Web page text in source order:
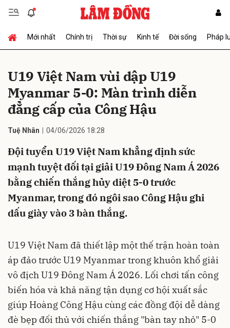
Mới nhất Chính trị Thời sự Kinh tế Đời sống Pháp
U19 Việt Nam vùi dập U19
Myanmar 5-0: Màn trình diễn
đẳng cấp của Công Hậu
Tuệ Nhân 04/06/2026 18:28
Đội tuyển U19 Việt Nam khẳng định sức
mạnh tuyệt đối tại giải U19 Đông Nam Á 2026
bằng chiến thắng hủy diệt 5-0 trước
Myanmar, trong đó ngôi sao Công Hậu ghi
dấu giày vào 3 bàn thắng.
U19 Việt Nam đã thiết lập một thế trận hoàn toàn
áp đảo trước U19 Myanmar trong khuôn khổ giải
vô địch U19 Đông Nam Á 2026. Lối chơi tấn công
biến hóa và khả năng tận dụng cơ hội xuất sắc
giúp Hoàng Công Hậu cùng các đồng đội dễ dàng
đè bẹp đối thủ với chiến thắng "bàn tay nhỏ" 5-0
Gửi bình luận
Hủy